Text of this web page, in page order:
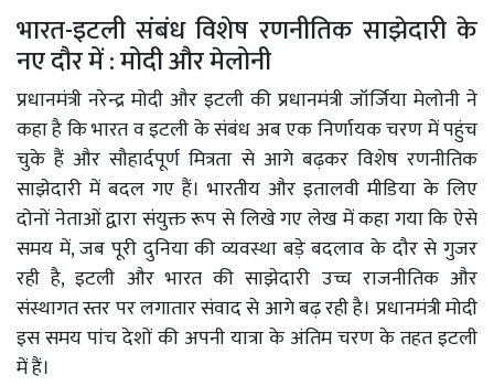
भारत-इटली संबंध विशेष रणनीतिक साझेदारी के
नए दौर में : मोदी और मेलोनी
प्रधानमंत्री नरेन्द्र मोदी और इटली की प्रधानमंत्री जॉर्जिया मेलोनी ने
कहा है कि भारत व इटली के संबंध अब एक निर्णायक चरण में पहुंच
चुके हैं और सौहार्दपूर्ण मित्रता से आगे बढ़कर विशेष रणनीतिक
साझेदारी में बदल गए हैं। भारतीय और इतालवी मीडिया के लिए
दोनों नेताओं द्वारा संयुक्त रूप से लिखे गए लेख में कहा गया कि ऐसे
समय में, जब पूरी दुनिया की व्यवस्था बड़े बदलाव के दौर से गुजर
रही है, इटली और भारत की साझेदारी उच्च राजनीतिक और
संस्थागत स्तर पर लगातार संवाद से आगे बढ़ रही है। प्रधानमंत्री मोदी
इस समय पांच देशों की अपनी यात्रा के अंतिम चरण के तहत इटली
में हैं।